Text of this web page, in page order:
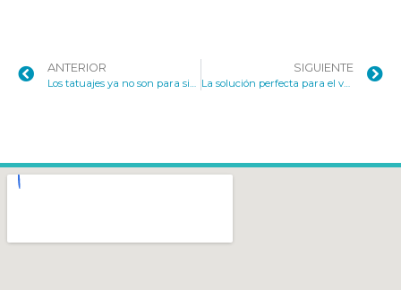
ANTERIOR
Los tatuajes ya no son para siempre gracias a Color Max
SIGUIENTE
La solución perfecta para el vello: depilación láser Removall